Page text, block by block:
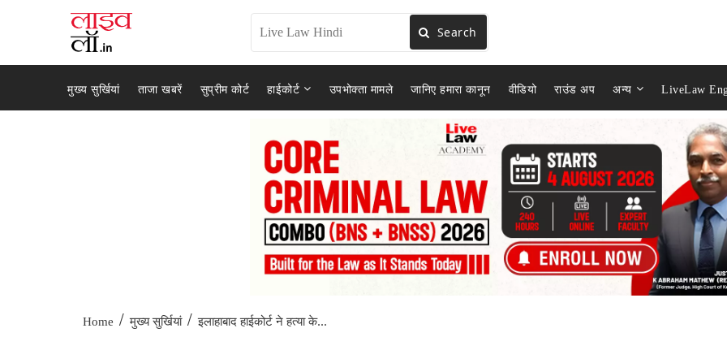
Search
मुख्य सुर्खियां ताजा खबरें सुप्रीम कोर्ट हाईकोर्ट उपभोक्ता मामले जानिए हमारा कानून वीडियो राउंड अप अन्य LiveLaw
Home / मुख्य सुर्खियां / इलाहाबाद हाईकोर्ट ने हत्या के...